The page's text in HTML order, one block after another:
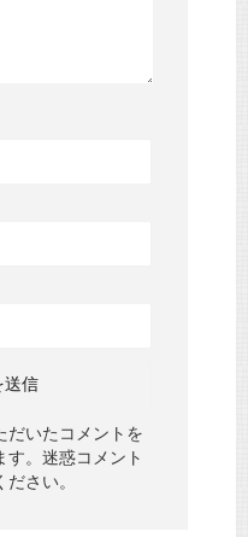
いたコメントを
す。迷惑コメント
さい。